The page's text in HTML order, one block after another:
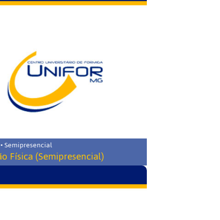
Semipresencial
Física (Semipresencial)